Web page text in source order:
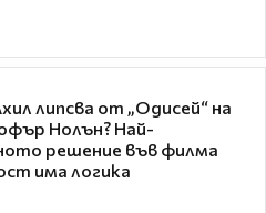
липсва от „Одисей“ на
Нолън? Най-
решение във филма
има логика